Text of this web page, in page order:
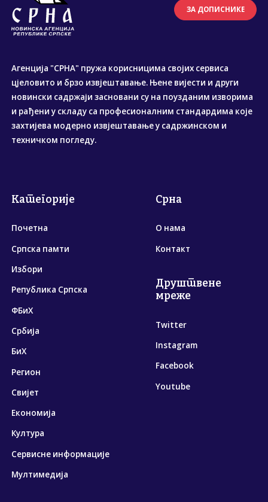
ЗА ДОПИСНИКЕ
Агенција "СРНА" пружа корисницима својих сервиса
цјеловито и брзо извјештавање. Њене вијести и други
новински садржаји засновани су на поузданим изворима
и рађени у складу са професионалним стандардима које
захтијева модерно извјештавање у садржинском и
техничком погледу.
Категорије
Почетна
Српска памти
Избори
Република Српска
ФБиХ
Србија
БиХ
Регион
Свијет
Економија
Култура
Сервисне информације
Мултимедија
Срна
О нама
Контакт
Друштвене
мреже
Twitter
Instagram
Facebook
Youtube